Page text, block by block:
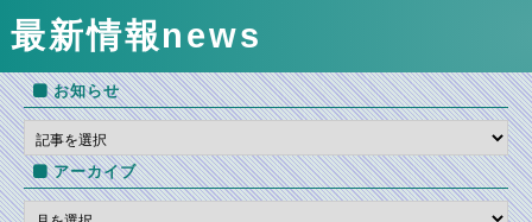
最新情報news
お知らせ
アーカイブ